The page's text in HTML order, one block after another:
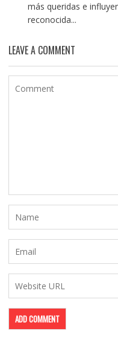
más queridas e
reconocida...
LEAVE A COMMENT